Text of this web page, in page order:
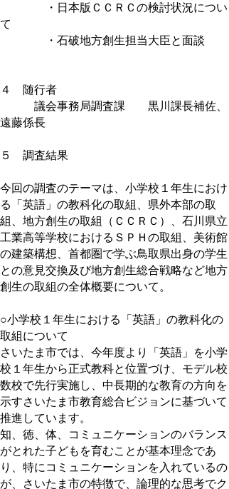
・日本版ＣＣＲＣの検討状況につい
て
・石破地方創生担当大臣と面談
４ 随行者
議会事務局調査課 黒川課長補佐、
遠藤係長
５ 調査結果
今回の調査のテーマは、小学校１年生におけ
る「英語」の教科化の取組、県外本部の取
組、地方創生の取組（ＣＣＲＣ）、石川県立
工業高等学校におけるＳＰＨの取組、美術館
の建築構想、首都圏で学ぶ鳥取県出身の学生
との意見交換及び地方創生総合戦略など地方
創生の取組の全体概要について。
○小学校１年生における「英語」の教科化の
取組について
さいたま市では、今年度より「英語」を小学
校１年生から正式教科と位置づけ、モデル校
数校で先行実施し、中長期的な教育の方向を
示すさいたま市教育総合ビジョンに基づいて
推進しています。
知、徳、体、コミュニケーションのバランス
がとれた子どもを育むことが基本理念であ
り、特にコミュニケーションを入れているの
が、さいたま市の特徴で、論理的な思考でク